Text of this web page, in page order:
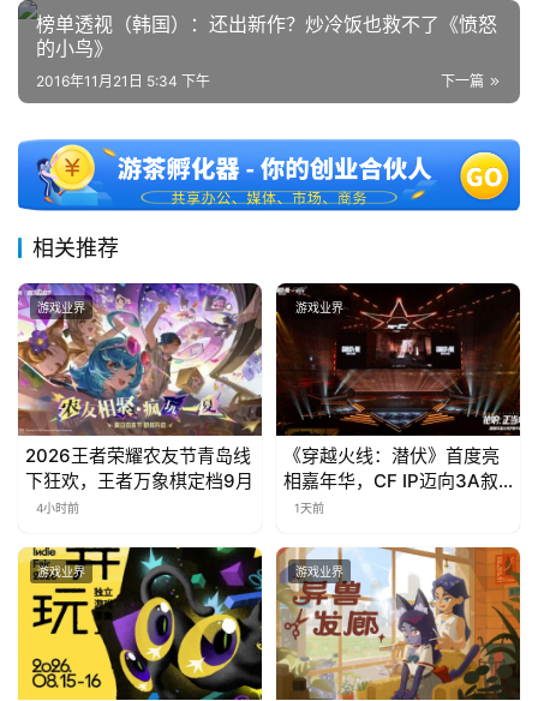
榜单透视（韩国）：还出新作？炒冷饭也救不了《愤怒
的小鸟》
下一篇
2016年11月21日 5:34 下午
相关推荐
游戏业界
2026王者荣耀农友节青岛线
下狂欢，王者万象棋定档9月
4小时前
游戏业界
《穿越火线：潜伏》首度亮
相嘉年华，CF IP迈向3A叙
事新高度
1天前
游戏业界 游戏业界